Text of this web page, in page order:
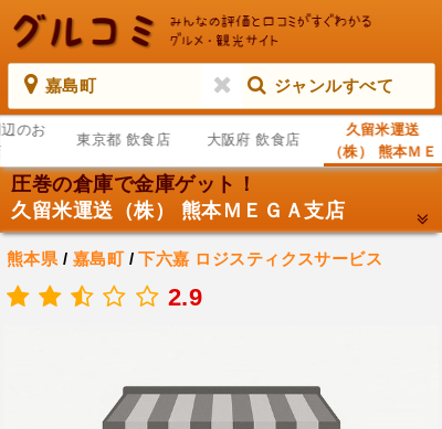
嘉島町 ジャンルすべて
のお
東京都 飲食店 大阪府 飲食店
久留米運送
（株） 熊本ＭＥ
ＧＡ支店
圧巻の倉庫で金庫ゲット！
久留米運送（株） 熊本ＭＥＧＡ支店
熊本県 / 嘉島町/下六嘉 ロジスティクスサービス
2.9